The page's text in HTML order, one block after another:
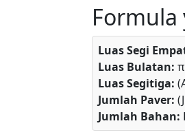
Luas Segi
Luas Bulatan:
Luas Segitiga:
Jumlah Paver:
Jumlah Bahan: